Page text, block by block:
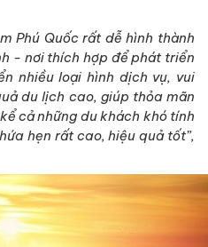
Phú Quốc rất dễ hình thành
- nơi thích hợp để phát triển
nhiều loại hình dịch vụ, vui
du lịch cao, giúp thỏa mãn
cả những du khách khó tính
hẹn rất cao, hiệu quả tốt”,